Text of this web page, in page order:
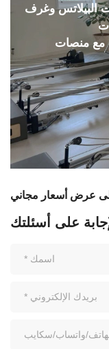
البيلاتس وغرف
عرض أسعار مجاني
على أسئلتك